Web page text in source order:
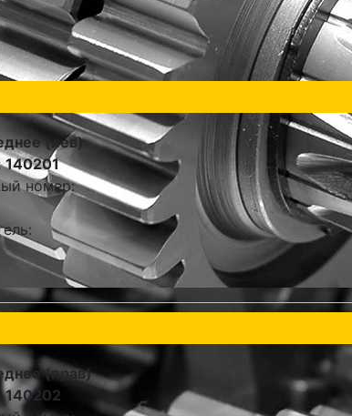
(лев)
140201
номер:
(прав)
140202